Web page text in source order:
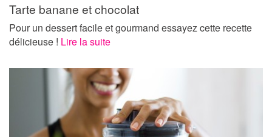
Tarte banane et chocolat
Pour un dessert facile et gourmand essayez cette recette
délicieuse ! Lire la suite